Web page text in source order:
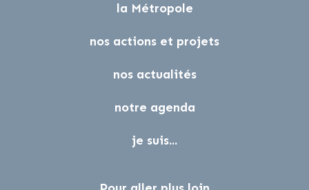
la Métropole
nos actions et projets
nos actualités
notre agenda
je suis...